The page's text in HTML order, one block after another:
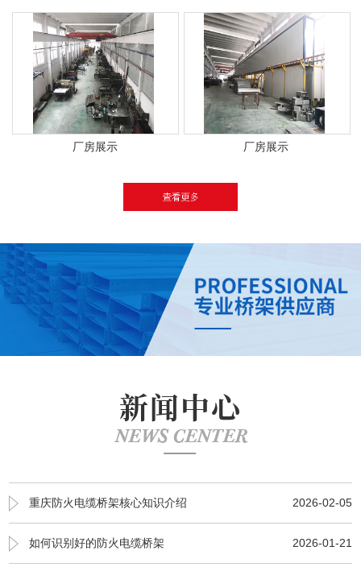
厂房展示 厂房展示
新闻中心
NEWS CENTER
重庆防火电缆桥架核心知识介绍 2026-02-05
如何识别好的防火电缆桥架 2026-01-21